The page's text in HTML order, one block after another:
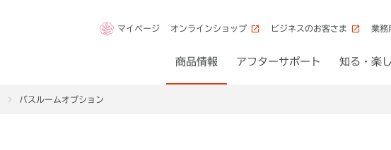
マイページ オンラインショップ ビジネスのお客さま 業務
商品情報 アフターサポート 知る・楽
バスルームオプション